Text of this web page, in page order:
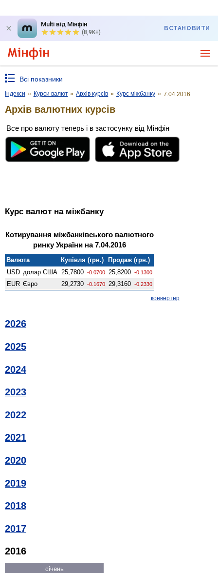
Multi від Мінфін
(8,9K+)
ВСТАНОВИТИ
Всі показники
Індекси » Курси валют » Архів курсів » Курс міжбанку » 7.04.2016
Архів валютних курсів
Все про валюту теперь і в застосунку від Мінфін
Курс валют на міжбанку
Котирування міжбанківського валютного
ринку України на 7.04.2016
Валюта Купівля (грн.)
Продаж (грн.)
USD долар США 25,7800 -0.0700 25,8200 -0.1300
EUR Євро 29,2730 -0.1670 29,3160 -0.2330
конвертер
2026
2025
2024
2023
2022
2021
2020
2019
2018
2017
2016
січень